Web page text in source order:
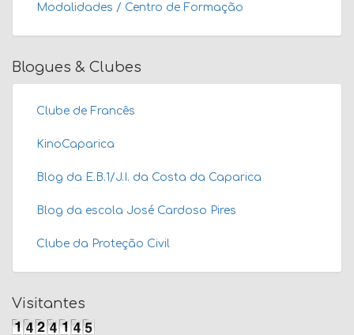
Modalidades / Centro de Formação
Blogues & Clubes
Clube de Francês
KinoCaparica
Blog da E.B.1/J.I. da Costa da Caparica
Blog da escola José Cardoso Pires
Clube da Proteção Civil
Visitantes